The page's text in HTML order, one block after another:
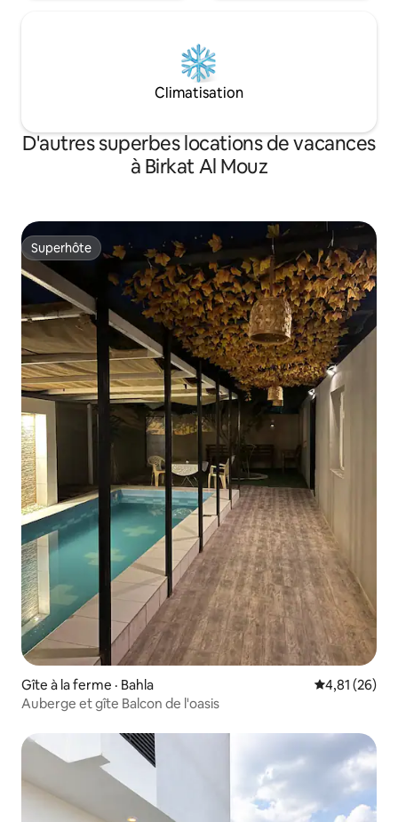
Climatisation
D'autres superbes locations de vacances
à Birkat Al Mouz
Superhôte
Superhôte
Gîte à la ferme · Bahla Note
4,81 (26)
Auberge et gîte Balcon de l'oasis